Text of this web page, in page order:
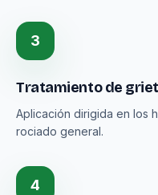
3
Tratamiento de
Aplicación dirigida en los
rociado general.
4